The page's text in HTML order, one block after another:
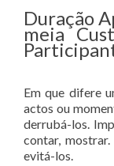
Duração
meia
Em que difere
actos ou
derrubá-los.
contar,
evitá-los.